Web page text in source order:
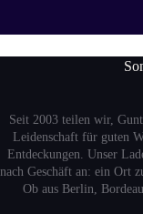
Seit 2003 teilen wir,
Leidenschaft für guten
Entdeckungen. Unser
nach Geschäft an: ein Ort
Ob aus Berlin,